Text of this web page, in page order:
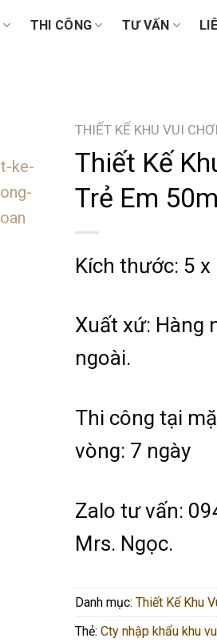
THI CÔNG TƯ VẤN
THIẾT KẾ KHU VUI
Thiết Kế
Trẻ Em
Kích thước: 5 x
Xuất xứ: Hàng
ngoài.
Thi công tại
vòng: 7 ngày
Zalo tư vấn:
Mrs. Ngọc.
Danh mục: Thiết Kế Khu
Thẻ: Cty nhập khẩu khu